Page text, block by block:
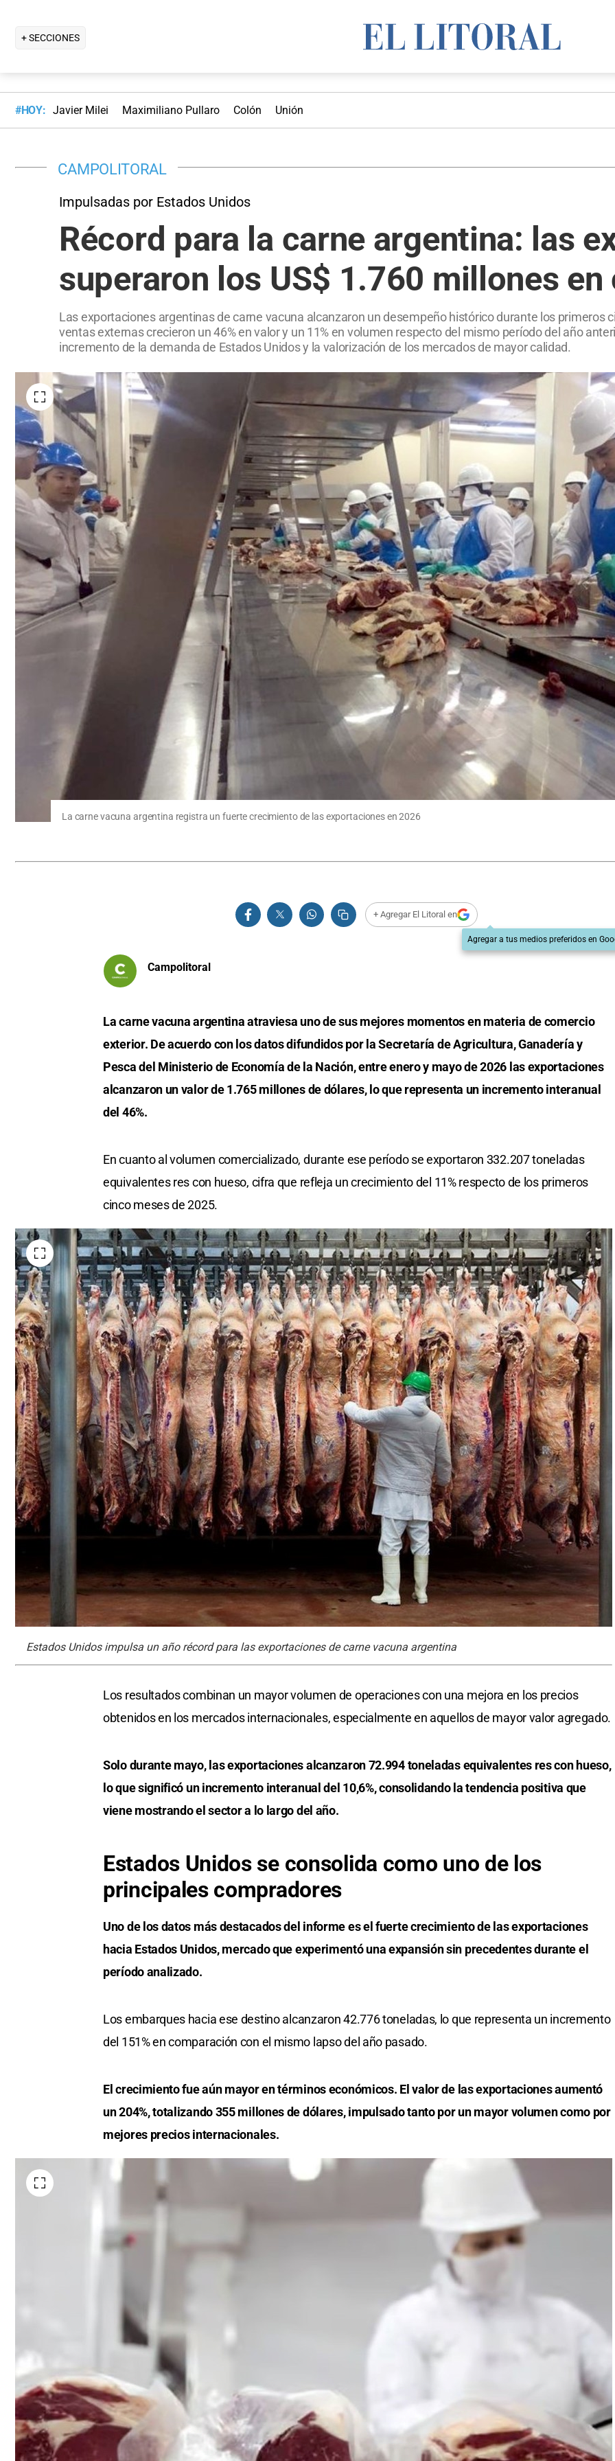
+ SECCIONES
#HOY: Javier Milei Maximiliano Pullaro Colón Unión
CAMPOLITORAL
Impulsadas por Estados Unidos
Récord para la carne argentina: las
superaron los US$ 1.760 millones
Las exportaciones argentinas de carne vacuna alcanzaron un desempeño histórico durante los primeros
ventas externas crecieron un 46% en valor y un 11% en volumen respecto del mismo período del año
incremento de la demanda de Estados Unidos y la valorización de los mercados de mayor calidad.
La carne vacuna argentina registra un fuerte crecimiento de las exportaciones en 2026
+ Agregar El Litoral en
Agregar a tus medios preferidos en
Campolitoral
La carne vacuna argentina atraviesa uno de sus mejores momentos en materia de comercio
exterior. De acuerdo con los datos difundidos por la Secretaría de Agricultura, Ganadería y
Pesca del Ministerio de Economía de la Nación, entre enero y mayo de 2026 las exportaciones
alcanzaron un valor de 1.765 millones de dólares, lo que representa un incremento interanual
del 46%.
En cuanto al volumen comercializado, durante ese período se exportaron 332.207 toneladas
equivalentes res con hueso, cifra que refleja un crecimiento del 11% respecto de los primeros
cinco meses de 2025.
Estados Unidos impulsa un año récord para las exportaciones de carne vacuna argentina
Los resultados combinan un mayor volumen de operaciones con una mejora en los precios
obtenidos en los mercados internacionales, especialmente en aquellos de mayor valor agregado.
Solo durante mayo, las exportaciones alcanzaron 72.994 toneladas equivalentes res con hueso,
lo que significó un incremento interanual del 10,6%, consolidando la tendencia positiva que
viene mostrando el sector a lo largo del año.
Estados Unidos se consolida como uno de los
principales compradores
Uno de los datos más destacados del informe es el fuerte crecimiento de las exportaciones
hacia Estados Unidos, mercado que experimentó una expansión sin precedentes durante el
período analizado.
Los embarques hacia ese destino alcanzaron 42.776 toneladas, lo que representa un incremento
del 151% en comparación con el mismo lapso del año pasado.
El crecimiento fue aún mayor en términos económicos. El valor de las exportaciones aumentó
un 204%, totalizando 355 millones de dólares, impulsado tanto por un mayor volumen como por
mejores precios internacionales.